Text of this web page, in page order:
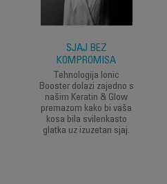
SJAJ BEZ
KOMPROMISA
Tehnologija Ionic
Booster dolazi zajedno s
našim Keratin & Glow
premazom kako bi vaša
kosa bila svilenkasto
glatka uz izuzetan sjaj.